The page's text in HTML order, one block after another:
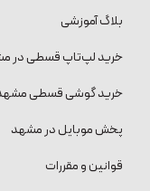
بلاگ آموزشی
خرید لپ‌تاپ قسطی در
خرید گوشی قسطی
پخش موبایل در مشهد
قوانین و مقررات